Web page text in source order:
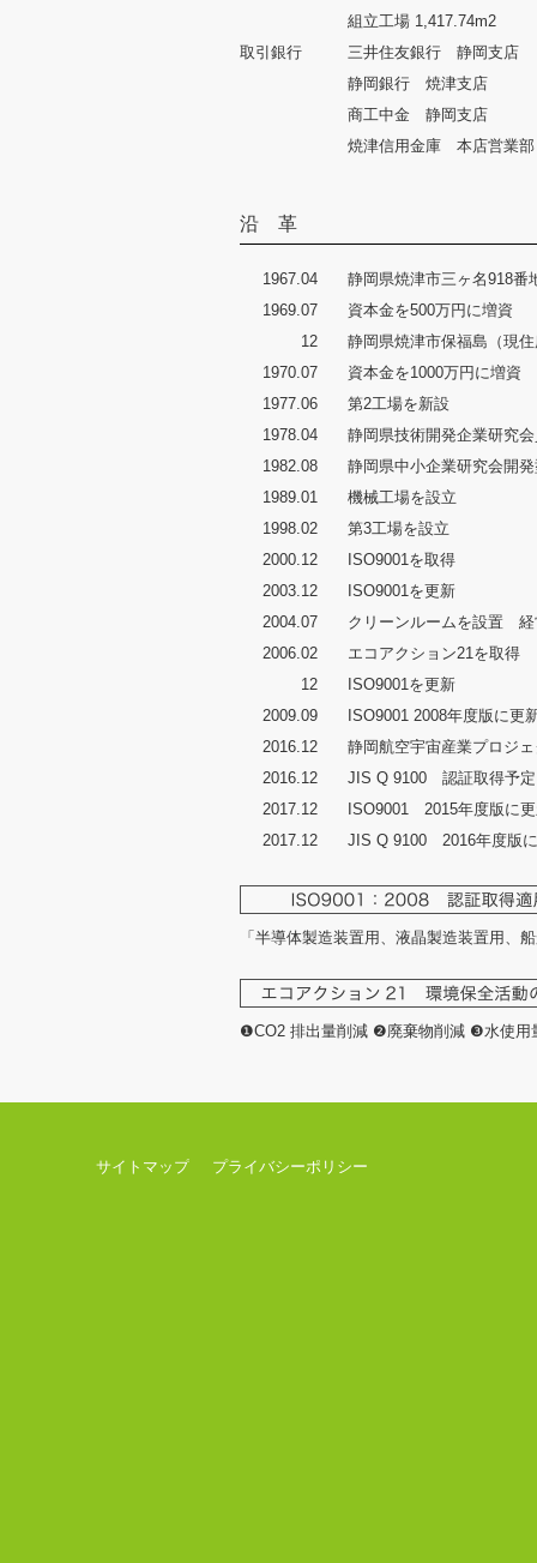
組立工場 1,417.74m2
取引銀行
三井住友銀行 静岡支店
静岡銀行 焼津支店
商工中金 静岡支店
焼津信用金庫 本店営業部
沿 革
1967.04
静岡県焼津市三ヶ名918番
1969.07
資本金を500万円に増資
12
静岡県焼津市保福島（現
1970.07
資本金を1000万円に増資
1977.06
第2工場を新設
1978.04
静岡県技術開発企業研究
1982.08
静岡県中小企業研究会開
1989.01
機械工場を設立
1998.02
第3工場を設立
2000.12
ISO9001を取得
2003.12
ISO9001を更新
2004.07
クリーンルームを設置 経
2006.02
エコアクション21を取得
12
ISO9001を更新
2009.09
ISO9001 2008年度版に更
2016.12
静岡航空宇宙産業プロジ
2016.12
JIS Q 9100 認証取得予定
2017.12
ISO9001 2015年度版に
2017.12
JIS Q 9100 2016年度版
「半導体製造装置用、液晶製造装置用、
❶CO2 排出量削減 ❷廃棄物削減 ❸水使
サイトマップ プライバシーポリシー